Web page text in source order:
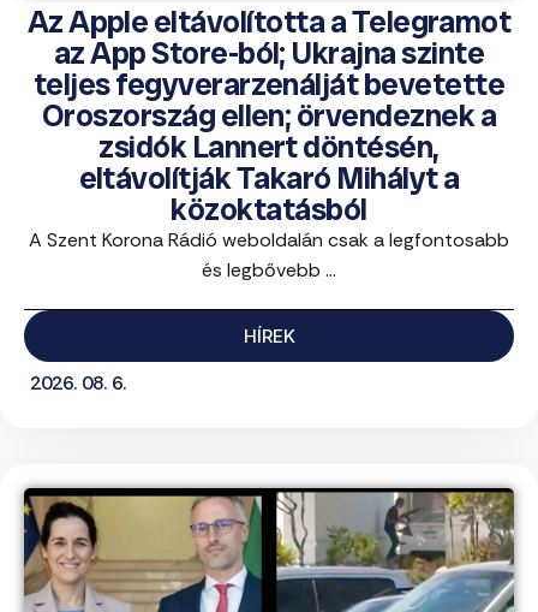
Az Apple eltávolította a Telegramot
az App Store-ból; Ukrajna szinte
teljes fegyverarzenálját bevetette
Oroszország ellen; örvendeznek a
zsidók Lannert döntésén,
eltávolítják Takaró Mihályt a
közoktatásból
A Szent Korona Rádió weboldalán csak a legfontosabb
és legbővebb ...
HÍREK
2026. 08. 6.